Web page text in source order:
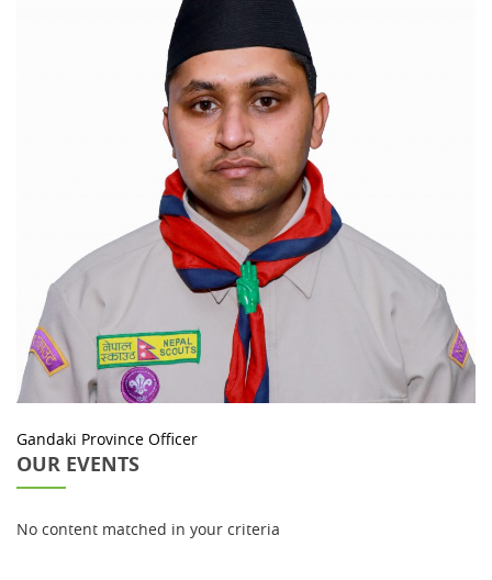
Gandaki Province Officer
OUR EVENTS
No content matched in your criteria